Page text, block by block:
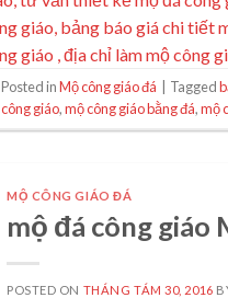
Posted inMộ công giáo đá Tagged
công giáo,mộ công giáo bằng đá,mộ
MỘ CÔNG GIÁO ĐÁ
mộ đá công giáo
POSTED ON THÁNG TÁM 30, 2016